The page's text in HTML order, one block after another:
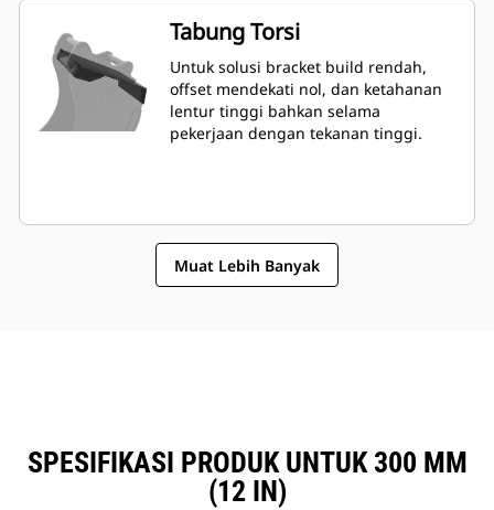
Tabung Torsi
Untuk solusi bracket build rendah,
offset mendekati nol, dan ketahanan
lentur tinggi bahkan selama
pekerjaan dengan tekanan tinggi.
Muat Lebih Banyak
SPESIFIKASI PRODUK UNTUK 300 MM
(12 IN)